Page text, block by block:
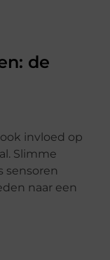
de
invloed op
Slimme
sensoren
naar een